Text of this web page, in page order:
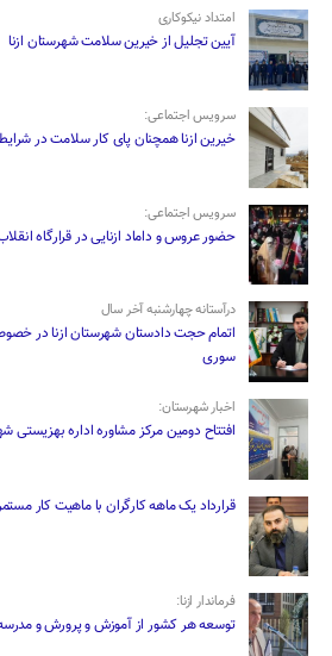
امتداد نیکوکاری
آیین تجلیل از خیرین سلامت شهرستان ازنا
سرویس اجتماعی:
خیرین ازنا همچنان پای کار سلامت در
سرویس اجتماعی:
حضور عروس و داماد ازنایی در قرارگاه
درآستانه چهارشنبه آخر سال
اتمام حجت دادستان شهرستان ازنا در
‌سوری
اخبار شهرستان:
افتتاح دومین مرکز مشاوره اداره بهزیستی
قرارداد یک ماهه کارگران با ماهیت کار
فرماندار ازنا:
توسعه هر کشور از آموزش و پرورش و